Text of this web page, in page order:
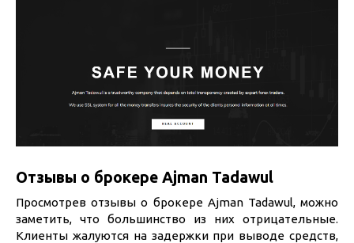
Отзывы о брокере Ajman Tadawul
Просмотрев отзывы о брокере Ajman Tadawul, можно
заметить, что большинство из них отрицательные.
Клиенты жалуются на задержки при выводе средств,